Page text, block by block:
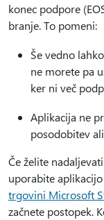
konec podpore
branje. To pomeni:
Še vedno
ne morete pa
ker ni več
Aplikacija ne
posodobitev
Če želite
uporabite
trgovini Microsoft
začnete postopek.